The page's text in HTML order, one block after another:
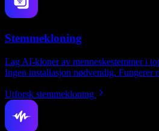
Stemmekloning
Lag AI-kloner av menneskestemmer i
Ingen installasjon nødvendig. Fungerer
Utforsk stemmekloning